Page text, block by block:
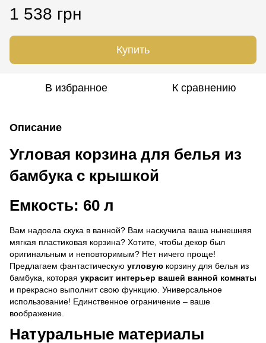
1 538 грн
Купить
В избранное К сравнению
Описание
Угловая корзина для белья из
бамбука с крышкой
Емкость: 60 л
Вам надоела скука в ванной? Вам наскучила ваша нынешняя
мягкая пластиковая корзина? Хотите, чтобы декор был
оригинальным и неповторимым? Нет ничего проще!
Предлагаем фантастическую угловую корзину для белья из
бамбука, которая украсит интерьер вашей ванной комнаты
и прекрасно выполнит свою функцию. Универсальное
использование! Единственное ограничение – ваше
воображение.
Натуральные материалы